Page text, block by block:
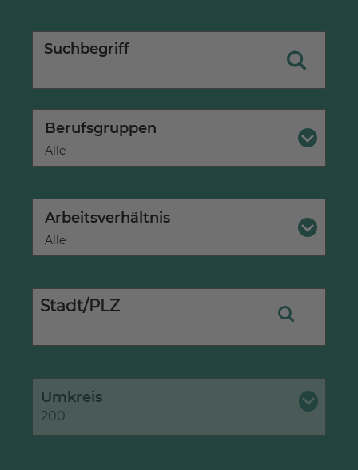
Suchbegriff
Berufsgruppen
×
Alle
Arbeitsverhältnis
×
Alle
Stadt/PLZ
Umkreis
200